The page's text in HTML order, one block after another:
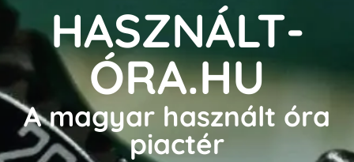
HASZNÁLT-
ÓRA.HU
A magyar használt óra
piactér